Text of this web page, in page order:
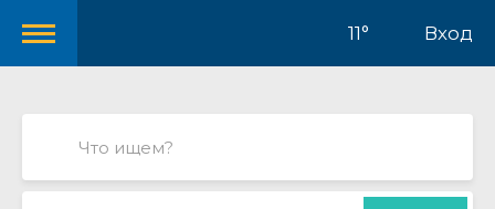
11° Вход